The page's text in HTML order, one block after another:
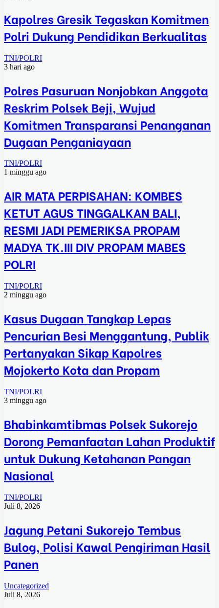
Kapolres Gresik Tegaskan Komitmen
Polri Dukung Pendidikan Berkualitas
TNI/POLRI
3 hari ago
Polres Pasuruan Nonjobkan Anggota
Reskrim Polsek Beji, Wujud
Komitmen Transparansi Penanganan
Dugaan Penganiayaan
TNI/POLRI
1 minggu ago
AIR MATA PERPISAHAN: KOMBES
KETUT AGUS TINGGALKAN BALI,
RESMI JADI PEMERIKSA PROPAM
MADYA TK.III DIV PROPAM MABES
POLRI
TNI/POLRI
2 minggu ago
Kasus Dugaan Tangkap Lepas
Pencurian Besi Menggantung, Publik
Pertanyakan Sikap Kapolres
Mojokerto Kota dan Propam
TNI/POLRI
3 minggu ago
Bhabinkamtibmas Polsek Sukorejo
Dorong Pemanfaatan Lahan Produktif
untuk Dukung Ketahanan Pangan
Nasional
TNI/POLRI
Juli 8, 2026
Jagung Petani Sukorejo Tembus
Bulog, Polisi Kawal Pengiriman Hasil
Panen
Uncategorized
Juli 8, 2026